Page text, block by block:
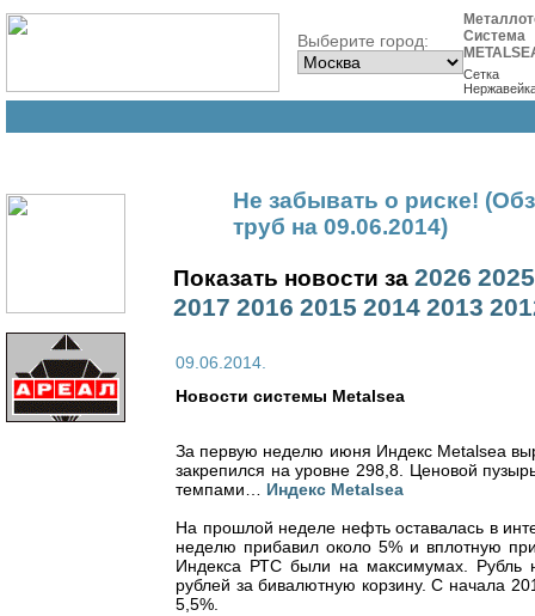
Выберите город:
Система
Сетка
Не забывать о риске!
труб на 09.06.2014)
Показать новости за 2026 2025
2017 2016 2015 2014 2013
09.06.2014.
Новости cистемы Metalsea
За первую неделю июня Индекс Metalsea
закрепился на уровне 298,8. Ценовой
темпами… Индекс Metalsea
На прошлой неделе нефть оставалась в
неделю прибавил около 5% и вплотную
Индекса РТС были на максимумах. Рубль
рублей за бивалютную корзину. С начала
5,5%.